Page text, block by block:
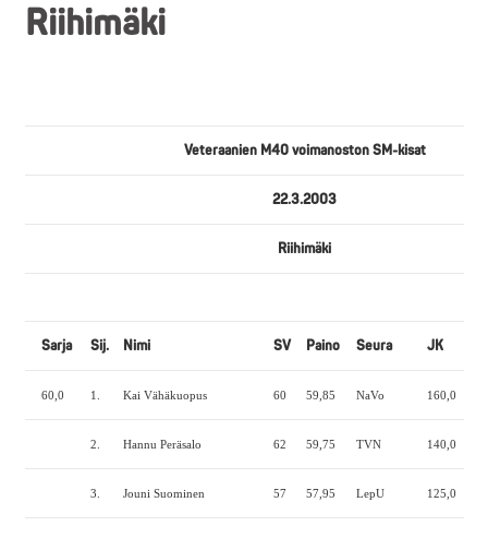
Riihimäki
Veteraanien M40 voimanoston SM-kisat
22.3.2003
Riihimäki
Sarja Sij. Nimi SV Paino Seura JK
60,0 1. Kai Vähäkuopus 60 59,85 NaVo 160,0
2. Hannu Peräsalo 62 59,75 TVN 140,0
3. Jouni Suominen 57 57,95 LepU 125,0